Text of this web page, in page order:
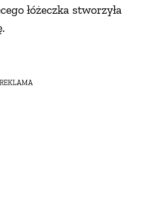
łóżeczka stworzyła
REKLAMA